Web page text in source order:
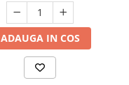
ADAUGA IN COS